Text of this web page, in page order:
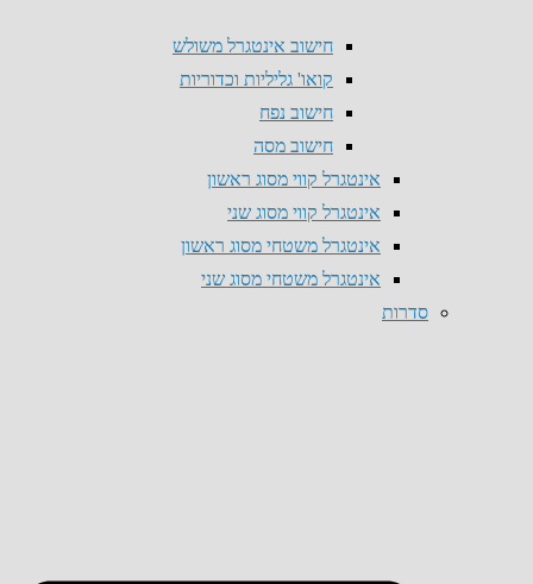
חישוב אינטגרל משולש
קואו' גליליות וכדוריות
חישוב נפח
חישוב מסה
אינטגרל קווי מסוג ראשון
אינטגרל קווי מסוג שני
אינטגרל משטחי מסוג ראשון
אינטגרל משטחי מסוג שני
סדרות